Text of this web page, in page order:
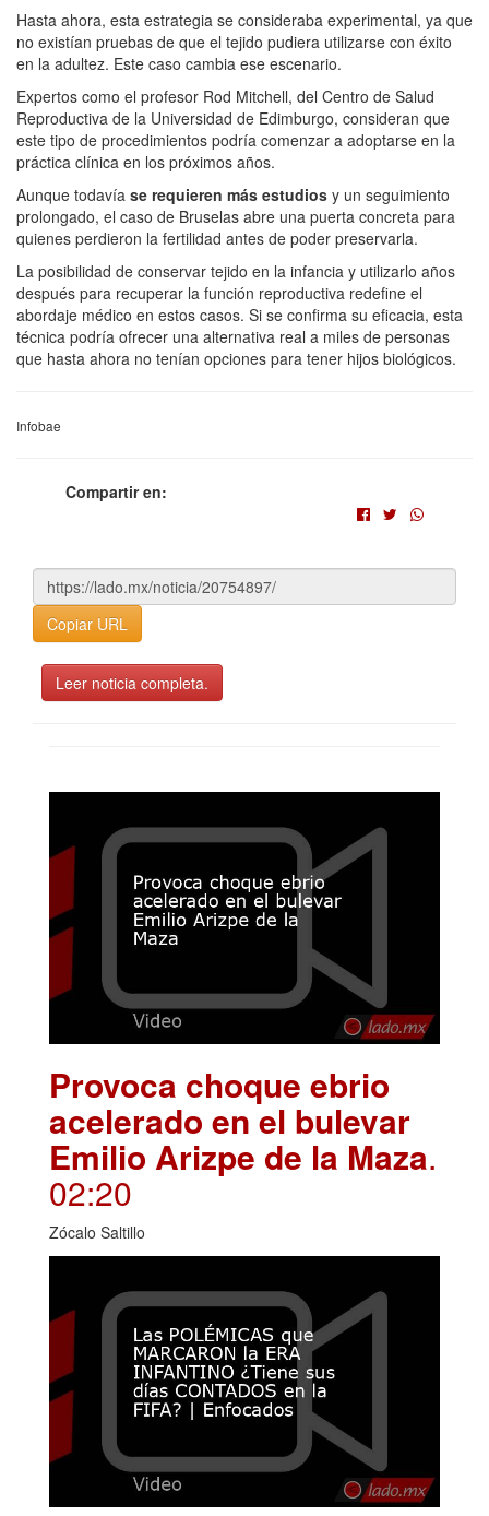
Hasta ahora, esta estrategia se consideraba experimental, ya que
no existían pruebas de que el tejido pudiera utilizarse con éxito
en la adultez. Este caso cambia ese escenario.
Expertos como el profesor Rod Mitchell, del Centro de Salud
Reproductiva de la Universidad de Edimburgo, consideran que
este tipo de procedimientos podría comenzar a adoptarse en la
práctica clínica en los próximos años.
Aunque todavía se requieren más estudios y un seguimiento
prolongado, el caso de Bruselas abre una puerta concreta para
quienes perdieron la fertilidad antes de poder preservarla.
La posibilidad de conservar tejido en la infancia y utilizarlo años
después para recuperar la función reproductiva redefine el
abordaje médico en estos casos. Si se confirma su eficacia, esta
técnica podría ofrecer una alternativa real a miles de personas
que hasta ahora no tenían opciones para tener hijos biológicos.
Infobae
Compartir en:
Copiar URL
Leer noticia completa.
Provoca choque ebrio
acelerado en el bulevar
Emilio Arizpe de la Maza.
02:20
Zócalo Saltillo